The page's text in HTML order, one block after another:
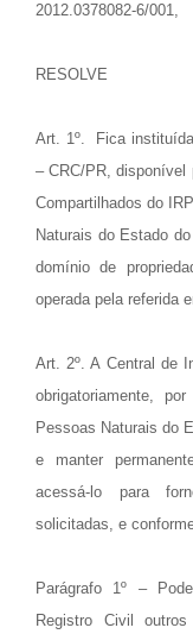
2012.0378082-6/001,
RESOLVE
Art. 1º. Fica
– CRC/PR, disponível
Compartilhados do
Naturais do Estado
domínio de
operada pela referida
Art. 2º. A Central de
obrigatoriamente,
Pessoas Naturais do
e manter
acessá-lo para
solicitadas, e
Parágrafo 1º –
Registro Civil